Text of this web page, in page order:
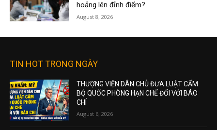
hoảng lên đỉnh điểm?
August 8, 2026
TIN HOT TRONG NGÀY
THƯỢNG VIỆN DÂN CHỦ ĐƯA LUẬT CẤM
BỘ QUỐC PHÒNG HẠN CHẾ ĐỐI VỚI BÁO
CHÍ
August 6, 2026